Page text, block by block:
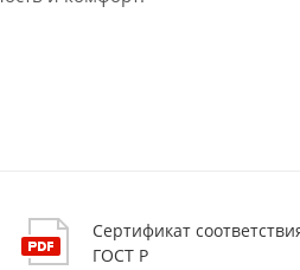
Сертификат
ГОСТ Р